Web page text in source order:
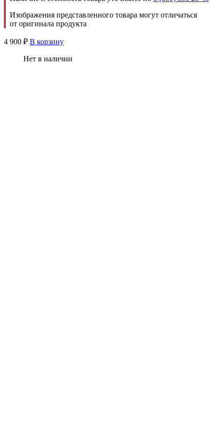
Изображения представленного товара могут отличаться
от оригинала продукта
4 900 ₽ В корзину
Нет в наличии